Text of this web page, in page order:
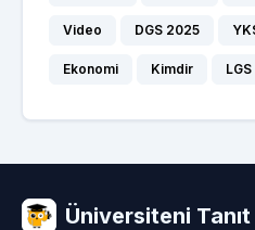
Video DGS 2025
Ekonomi Kimdir LGS
Üniversiteni Tanıt